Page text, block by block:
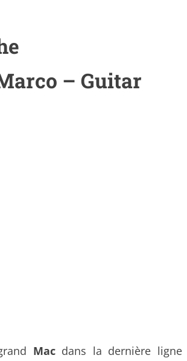
– Guitar
Macdans la dernière ligne